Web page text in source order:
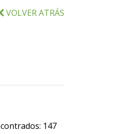
VOLVER ATRÁS
147